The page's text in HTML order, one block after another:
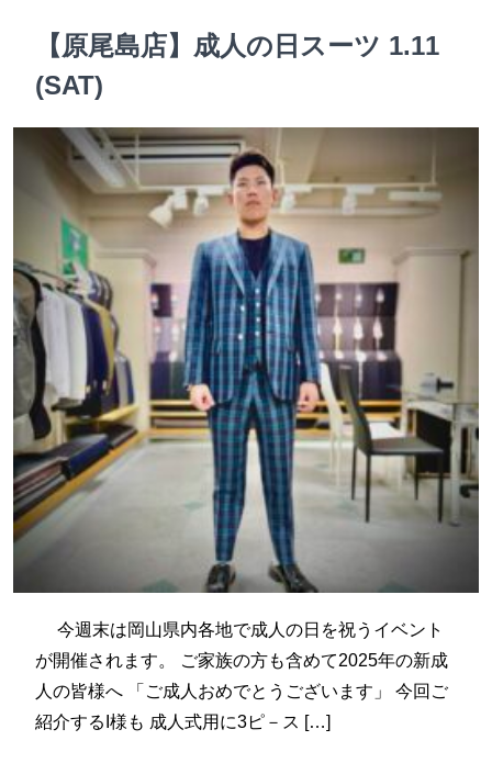
【原尾島店】成人の日スーツ 1.11
(SAT)
今週末は岡山県内各地で成人の日を祝うイベント
が開催されます。 ご家族の方も含めて2025年の新成
人の皆様へ 「ご成人おめでとうございます」 今回ご
紹介するI様も 成人式用に3ピ－ス […]